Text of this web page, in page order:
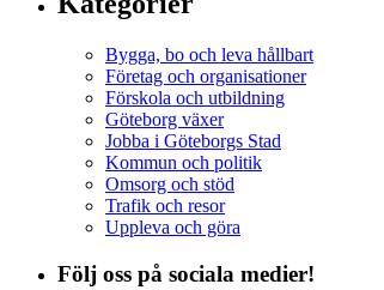
Bygga, bo och leva hållbart
Företag och organisationer
Förskola och utbildning
Göteborg växer
Jobba i Göteborgs Stad
Kommun och politik
Omsorg och stöd
Trafik och resor
Uppleva och göra
Följ oss på sociala medier!